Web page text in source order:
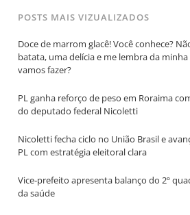
POSTS MAIS VIZUALIZADOS
Doce de marrom glacê! Você conhece?
batata, uma delícia e me lembra da
vamos fazer?
PL ganha reforço de peso em Roraima
do deputado federal Nicoletti
Nicoletti fecha ciclo no União Brasil e
PL com estratégia eleitoral clara
Vice‑prefeito apresenta balanço do 2º
da saúde